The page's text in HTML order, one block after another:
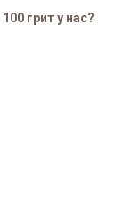
грит у нас?